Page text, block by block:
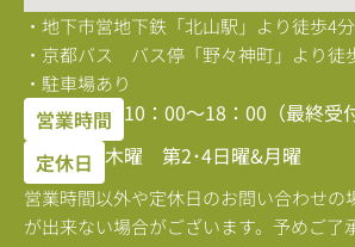
・地下市営地下鉄「北山駅」より徒歩4分
・京都バス バス停「野々神町」より徒
・駐車場あり
営業時間 10：00〜18：00（最終受
定休日 木曜 第2･4日曜&月曜
営業時間以外や定休日のお問い合わせの
が出来ない場合がございます。予めご了